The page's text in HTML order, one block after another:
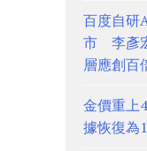
百度自研
市 李彥
層應創百
金價重上
據恢復為